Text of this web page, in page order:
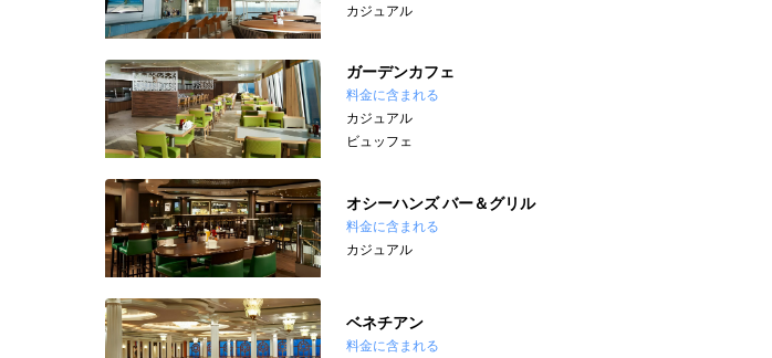
カジュアル
ガーデンカフェ
料金に含まれる
カジュアル
ビュッフェ
オシーハンズ バー＆グリル
料金に含まれる
カジュアル
ベネチアン
料金に含まれる